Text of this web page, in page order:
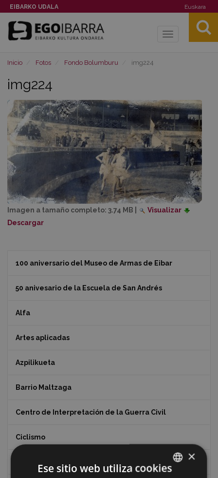
EIBARKO UDALA Euskara
Toggle
Inicio Fotos Fondo Bolumburu img224
img224
Imagen a tamaño completo: 3.74 MB
Visualizar
Descargar
100 aniversario del Museo de Armas de Eibar
50 anivesario de la Escuela de San Andrés
Alfa
Artes aplicadas
Azpilikueta
Barrio Maltzaga
Centro de Interpretación de la Guerra Civil
Ciclismo
×
Ese sitio web utiliza cookies